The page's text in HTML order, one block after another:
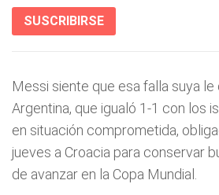
SUSCRIBIRSE
Messi siente que esa falla suya
Argentina, que igualó 1-1 con los
en situación comprometida,
jueves a Croacia para conservar
de avanzar en la Copa Mundial.